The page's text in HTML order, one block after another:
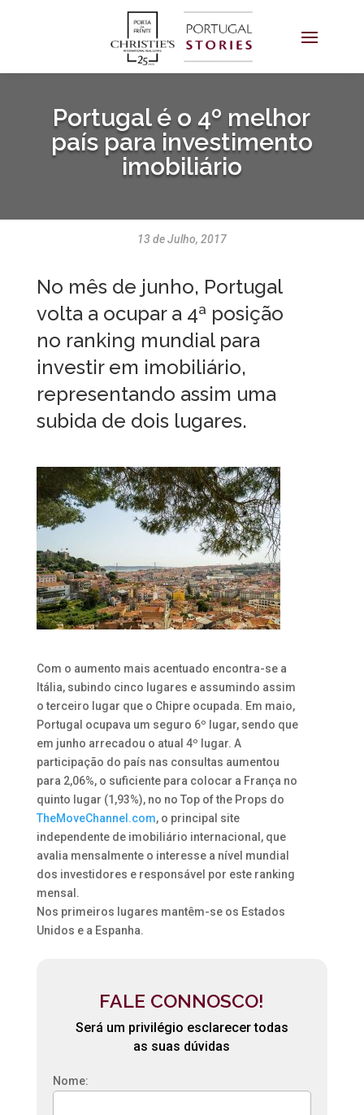
Portugal é o 4º melhor
país para investimento
imobiliário
13 de Julho, 2017
No mês de junho, Portugal
volta a ocupar a 4ª posição
no ranking mundial para
investir em imobiliário,
representando assim uma
subida de dois lugares.
Com o aumento mais acentuado encontra-se a
Itália, subindo cinco lugares e assumindo assim
o terceiro lugar que o Chipre ocupada. Em maio,
Portugal ocupava um seguro 6º lugar, sendo que
em junho arrecadou o atual 4º lugar. A
participação do país nas consultas aumentou
para 2,06%, o suficiente para colocar a França no
quinto lugar (1,93%), no no Top of the Props do
TheMoveChannel.com, o principal site
independente de imobiliário internacional, que
avalia mensalmente o interesse a nível mundial
dos investidores e responsável por este ranking
mensal.
Nos primeiros lugares mantêm-se os Estados
Unidos e a Espanha.
FALE CONNOSCO!
Será um privilégio esclarecer todas
as suas dúvidas
Nome: